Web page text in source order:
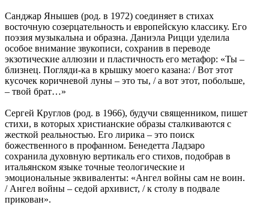
Санджар Янышев (род. в 1972) соединяет в стихах
восточную созерцательность и европейскую классику. Его
поэзия музыкальна и образна. Даниэла Рицци уделила
особое внимание звукописи, сохранив в переводе
экзотические аллюзии и пластичность его метафор: «Ты ‒
близнец. Погляди-ка в крышку моего казана: / Вот этот
кусочек коричневой луны ‒ это ты, / а вот этот, побольше,
‒ твой брат…»
Сергей Круглов (род. в 1966), будучи священником, пишет
стихи, в которых христианские образы сталкиваются с
жесткой реальностью. Его лирика ‒ это поиск
божественного в профанном. Бенедетта Ладзаро
сохранила духовную вертикаль его стихов, подобрав в
итальянском языке точные теологические и
эмоциональные эквиваленты: «Ангел войны сам не воин.
/ Ангел войны ‒ седой архивист, / к столу в подвале
прикован».